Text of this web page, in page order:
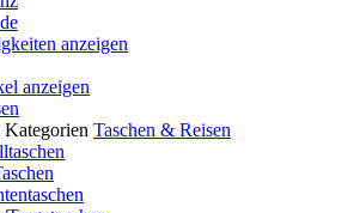
anzeigen
anzeigen
Taschen & Reisen